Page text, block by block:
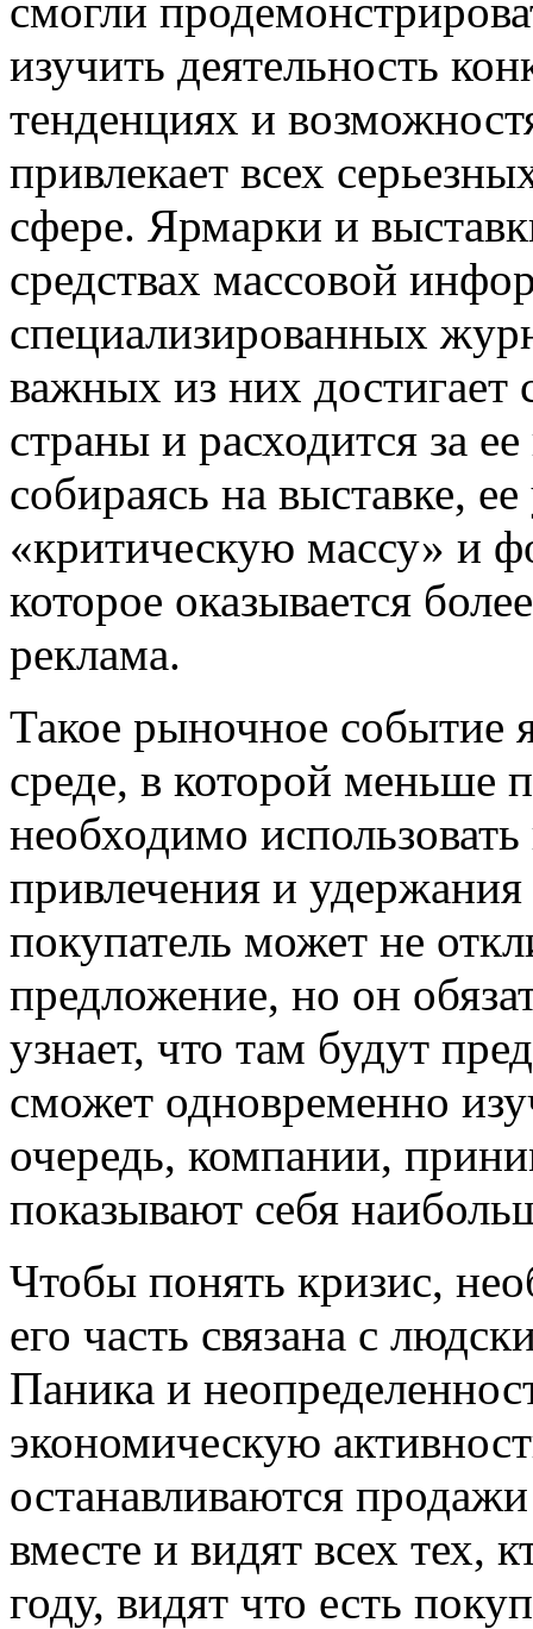
смогли
изучить деятельность
тенденциях и
привлекает всех
сфере. Ярмарки и
средствах массовой
специализированных
важных из них достигает
страны и расходится за
собираясь на выставке,
«критическую массу» и
которое оказывается
реклама.
Такое рыночное событие
среде, в которой меньше
необходимо
привлечения и
покупатель может не
предложение, но он
узнает, что там будут
сможет одновременно
очередь, компании,
показывают себя
Чтобы понять кризис,
его часть связана с
Паника и
экономическую
останавливаются
вместе и видят всех тех,
году, видят что есть